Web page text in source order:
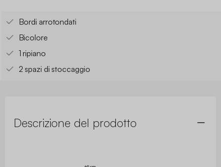
Bordi arrotondati
Bicolore
1 ripiano
2 spazi di stoccaggio
Descrizione del prodotto